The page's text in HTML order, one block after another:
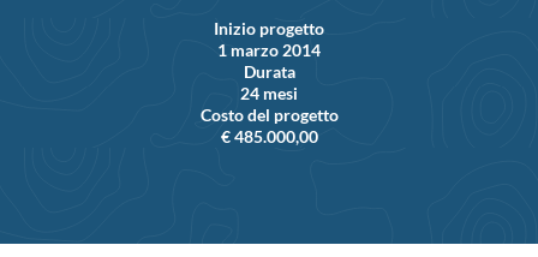
Inizio progetto
1 marzo 2014
Durata
24 mesi
Costo del progetto
€ 485.000,00